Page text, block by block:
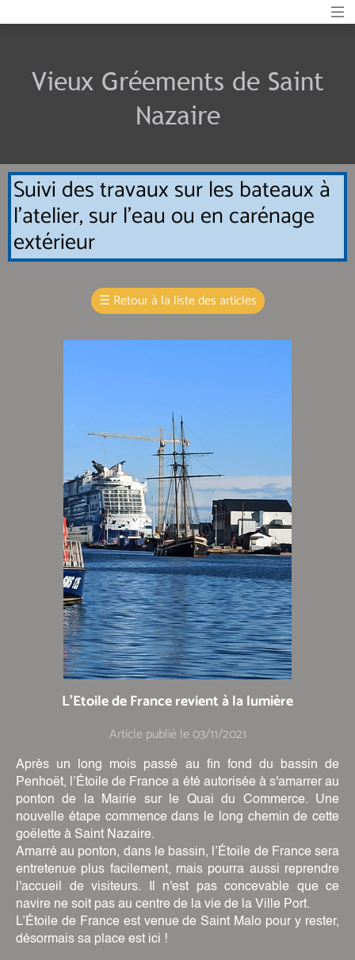
Vieux Gréements de Saint
Nazaire
Suivi des travaux sur les bateaux à
l'atelier, sur l'eau ou en carénage
extérieur
☰ Retour à la liste des articles
L'Etoile de France revient à la lumière
Article publié le 03/11/2021
Après un long mois passé au fin fond du bassin de
Penhoët, l’Étoile de France a été autorisée à s'amarrer au
ponton de la Mairie sur le Quai du Commerce. Une
nouvelle étape commence dans le long chemin de cette
goëlette à Saint Nazaire.
Amarré au ponton, dans le bassin, l’Étoile de France sera
entretenue plus facilement, mais pourra aussi reprendre
l'accueil de visiteurs. Il n'est pas concevable que ce
navire ne soit pas au centre de la vie de la Ville Port.
L’Étoile de France est venue de Saint Malo pour y rester,
désormais sa place est ici !